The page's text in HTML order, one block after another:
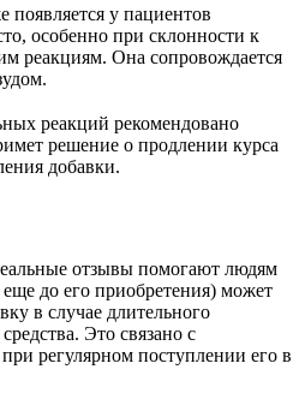
появляется у пациентов
особенно при склонности к
реакциям. Она сопровождается
реакций рекомендовано
решение о продлении курса
добавки.
отзывы помогают людям
еще до его приобретения) может
в случае длительного
Это связано с
регулярном поступлении его в